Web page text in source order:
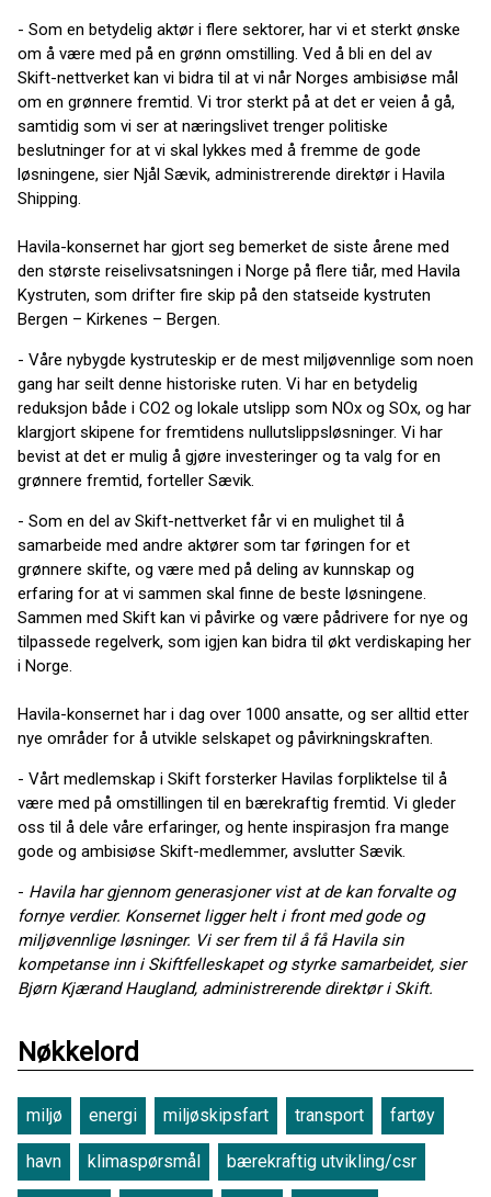
- Som en betydelig aktør i flere sektorer, har vi et sterkt ønske
om å være med på en grønn omstilling. Ved å bli en del av
Skift-nettverket kan vi bidra til at vi når Norges ambisiøse mål
om en grønnere fremtid. Vi tror sterkt på at det er veien å gå,
samtidig som vi ser at næringslivet trenger politiske
beslutninger for at vi skal lykkes med å fremme de gode
løsningene, sier Njål Sævik, administrerende direktør i Havila
Shipping.
Havila-konsernet har gjort seg bemerket de siste årene med
den største reiselivsatsningen i Norge på flere tiår, med Havila
Kystruten, som drifter fire skip på den statseide kystruten
Bergen – Kirkenes – Bergen.
- Våre nybygde kystruteskip er de mest miljøvennlige som noen
gang har seilt denne historiske ruten. Vi har en betydelig
reduksjon både i CO2 og lokale utslipp som NOx og SOx, og har
klargjort skipene for fremtidens nullutslippsløsninger. Vi har
bevist at det er mulig å gjøre investeringer og ta valg for en
grønnere fremtid, forteller Sævik.
- Som en del av Skift-nettverket får vi en mulighet til å
samarbeide med andre aktører som tar føringen for et
grønnere skifte, og være med på deling av kunnskap og
erfaring for at vi sammen skal finne de beste løsningene.
Sammen med Skift kan vi påvirke og være pådrivere for nye og
tilpassede regelverk, som igjen kan bidra til økt verdiskaping her
i Norge.
Havila-konsernet har i dag over 1000 ansatte, og ser alltid etter
nye områder for å utvikle selskapet og påvirkningskraften.
- Vårt medlemskap i Skift forsterker Havilas forpliktelse til å
være med på omstillingen til en bærekraftig fremtid. Vi gleder
oss til å dele våre erfaringer, og hente inspirasjon fra mange
gode og ambisiøse Skift-medlemmer, avslutter Sævik.
- Havila har gjennom generasjoner vist at de kan forvalte og
fornye verdier. Konsernet ligger helt i front med gode og
miljøvennlige løsninger. Vi ser frem til å få Havila sin
kompetanse inn i Skiftfelleskapet og styrke samarbeidet, sier
Bjørn Kjærand Haugland, administrerende direktør i Skift.
Nøkkelord
miljø energi miljøskipsfart transport fartøy
havn klimaspørsmål bærekraftig utvikling/csr